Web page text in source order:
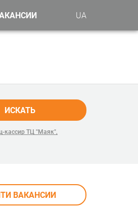
UA
ИСКАТЬ
кассир ТЦ "Маяк",
ВАКАНСИИ